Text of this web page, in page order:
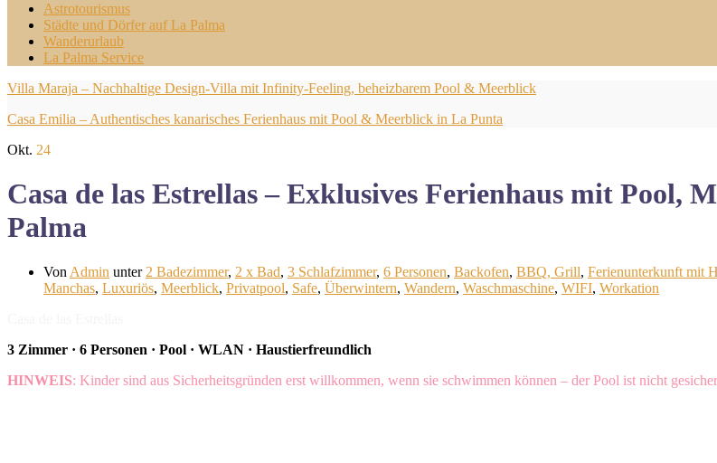
Astrotourismus
Städte und Dörfer auf La Palma
Wanderurlaub
La Palma Service
Villa Maraja – Nachhaltige Design-Villa mit Infinity-Feeling, beheizbarem Pool & Meerblick
Casa Emilia – Authentisches kanarisches Ferienhaus mit Pool & Meerblick in La Punta
Okt. 24
Casa de las Estrellas – Exklusives Ferienhaus mit Pool,
Palma
Von Admin unter 2 Badezimmer, 2 x Bad, 3 Schlafzimmer, 6 Personen, Backofen, BBQ, Grill, Ferienunterkunft mit
Manchas, Luxuriös, Meerblick, Privatpool, Safe, Überwintern, Wandern, Waschmaschine, WIFI, Workation
3 Zimmer · 6 Personen · Pool · WLAN · Haustierfreundlich
HINWEIS: Kinder sind aus Sicherheitsgründen erst willkommen, wenn sie schwimmen können – der Pool ist nicht